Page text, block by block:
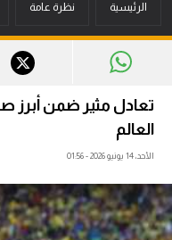
أخبار
ميركاتو
فانتازي في الجول
مسابقة التوقعات
فيديوهات
الرئيسية نظرة عامة
تعادل مثير ضمن أبرز
العالم
الأحد، 14 يونيو 2026 - 01:56